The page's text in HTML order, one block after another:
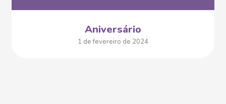
Aniversário
1 de fevereiro de 2024